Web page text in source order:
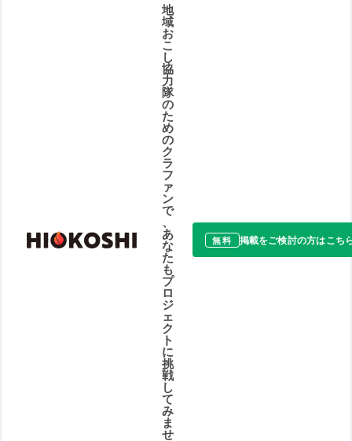
地
域
お
こ
し
協
力
隊
の
た
め
の
ク
ラ
フ
ァ
ン
で
、
あ
な
た
も
プ
ロ
ジ
ェ
ク
ト
に
挑
戦
し
て
み
ま
せ
無料 掲載をご検討の方はこち